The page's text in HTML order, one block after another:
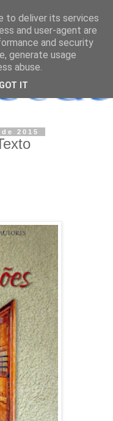
2015
to deliver its services
and user-agent are
and security
generate usage
abuse.
GOT IT